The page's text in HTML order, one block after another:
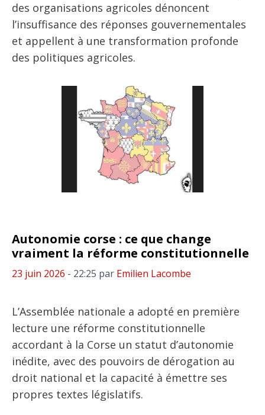
des organisations agricoles dénoncent
l’insuffisance des réponses gouvernementales
et appellent à une transformation profonde
des politiques agricoles.
Autonomie corse : ce que change
vraiment la réforme constitutionnelle
23 juin 2026 - 22:25 par Emilien Lacombe
L’Assemblée nationale a adopté en première
lecture une réforme constitutionnelle
accordant à la Corse un statut d’autonomie
inédite, avec des pouvoirs de dérogation au
droit national et la capacité à émettre ses
propres textes législatifs.